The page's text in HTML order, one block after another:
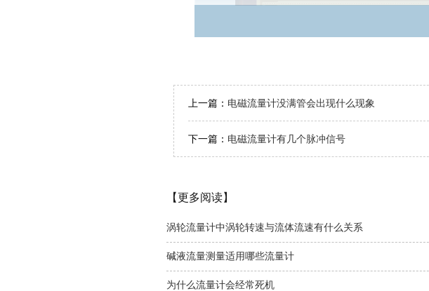
上一篇： 电磁流量计没满管会出现什么现象
下一篇： 电磁流量计有几个脉冲信号
【更多阅读】
涡轮流量计中涡轮转速与流体流速有什么关系
碱液流量测量适用哪些流量计
为什么流量计会经常死机